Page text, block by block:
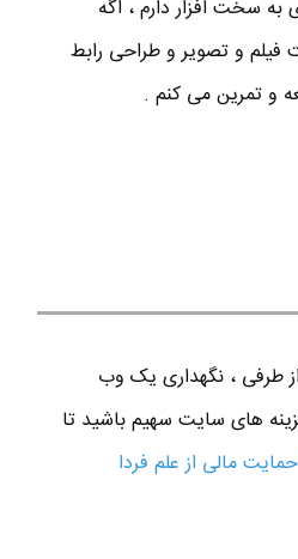
به سخت افزار دارم ، اگه
فیلم و تصویر و طراحی رابط
و تمرین می کنم .
طرفی ، نگهداری یک وب
های سایت سهیم باشید تا
حمایت مالی از علم فردا